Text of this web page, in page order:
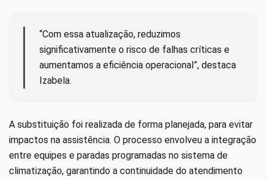
“Com essa atualização, reduzimos
significativamente o risco de falhas críticas e
aumentamos a eficiência operacional”, destaca
Izabela.
A substituição foi realizada de forma planejada, para evitar
impactos na assistência. O processo envolveu a integração
entre equipes e paradas programadas no sistema de
climatização, garantindo a continuidade do atendimento